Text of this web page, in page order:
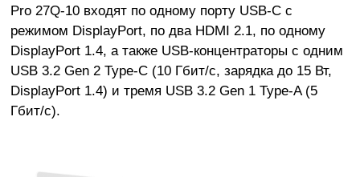
Pro 27Q-10 входят по одному порту USB-C с
режимом DisplayPort, по два HDMI 2.1, по одному
DisplayPort 1.4, а также USB-концентраторы с одним
USB 3.2 Gen 2 Type-C (10 Гбит/с, зарядка до 15 Вт,
DisplayPort 1.4) и тремя USB 3.2 Gen 1 Type-A (5
Гбит/с).